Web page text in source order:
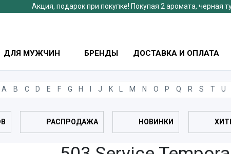
Акция, подарок при покупке! Покупая 2 аромата,
ДЛЯ МУЖЧИН БРЕНДЫ ДОСТАВКА И ОПЛАТА
A B C D E F G H J K L M N O P Q R S T U
РАСПРОДАЖА НОВИНКИ